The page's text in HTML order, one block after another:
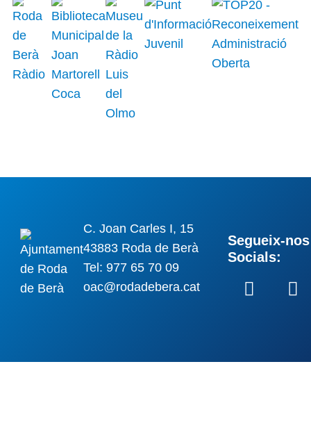
C. Joan Carles I, 15
43883 Roda de Berà
Tel: 977 65 70 09
oac@rodadebera.cat
Segueix-
Socials: